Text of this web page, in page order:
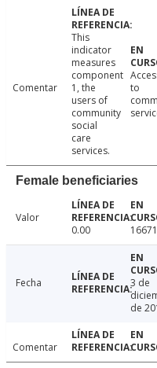
Comentar
This
indicator
measures
component
1, the
users of
community
social
care
services.
to
Female beneficiaries
Valor
0.00
Fecha
3 de
de
Comentar